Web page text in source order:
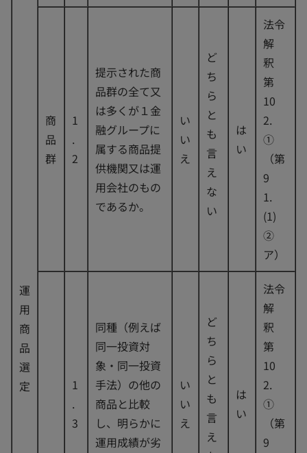
運
用
商
品
選
定
商
品
群
1
.
2
提示された商
品群の全て又
は多くが１金
融グループに
属する商品提
供機関又は運
用会社のもの
であるか。
い
い
え
ど
ち
ら
と
も
言
え
な
い
は
い
法令
解
釈
第
10
2.
①
（第
9
1.
(1)
②
ア）
1
.
3
同種（例えば
同一投資対
象・同一投資
手法）の他の
商品と比較
し、明らかに
運用成績が劣
い
い
え
ど
ち
ら
と
も
言
え
は
い
法令
解
釈
第
10
2.
①
（第
9